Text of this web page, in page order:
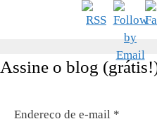
Assine o blog
Endereço de e-mail *